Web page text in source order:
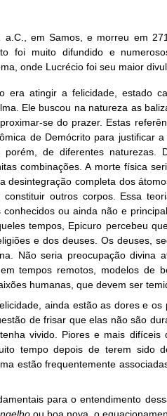
a.C., em Samos, e morreu em
foi muito difundido e
onde Lucrécio foi seu maior
era atingir a felicidade, estado
Ele buscou na natureza as
se do prazer. Estas
de Demócrito para justificar
de diferentes naturezas.
combinações. A morte física
desintegração completa dos
outros corpos. Essa
ou ainda não e
tempos, Epicuro percebeu
e dos deuses. Os deuses,
Não seria preocupação divina
tempos remotos, modelos de
humanas, que devem ser
ainda estão as dores e
de frisar que elas não são
vivido. Piores e mais
tempo depois de terem sido
estão frequentemente
para o entendimento